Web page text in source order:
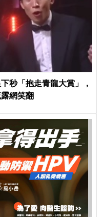
秒「抱走青龍大賞」，
網笑翻